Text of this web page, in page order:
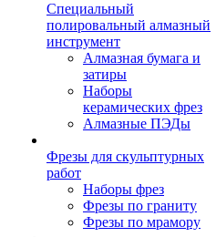
Специальный
полировальный алмазный
инструмент
Алмазная бумага и
затиры
Наборы
керамических фрез
Алмазные ПЭДы
Фрезы для скульптурных
работ
Наборы фрез
Фрезы по граниту
Фрезы по мрамору